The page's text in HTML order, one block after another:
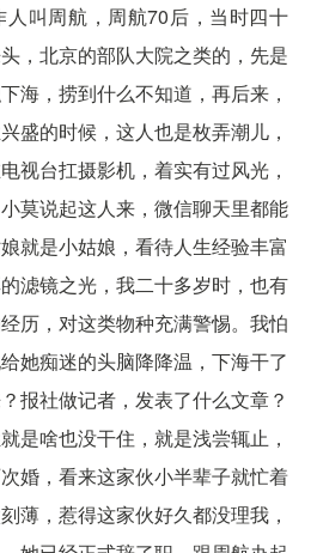
叫周航，周航70后，当时四十
，北京的部队大院之类的，先是
海，捞到什么不知道，再后来，
盛的时候，这人也是枚弄潮儿，
视台扛摄影机，着实有过风光，
莫说起这人来，微信聊天里都能
就是小姑娘，看待人生经验丰富
滤镜之光，我二十多岁时，也有
历，对这类物种充满警惕。我怕
她痴迷的头脑降降温，下海干了
报社做记者，发表了什么文章？
是啥也没干住，就是浅尝辄止，
婚，看来这家伙小半辈子就忙着
薄，惹得这家伙好久都没理我，